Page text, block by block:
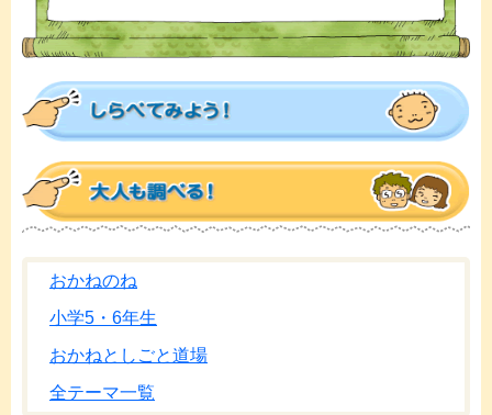
おかねのね
小学5・6年生
おかねとしごと道場
全テーマ一覧